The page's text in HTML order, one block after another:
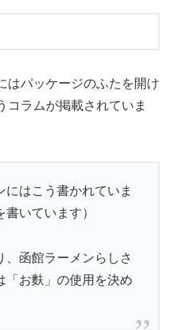
はパッケージのふたを開け
ラムが掲載されていま
はこう書かれていま
いています）
、函館ラーメンらしさ
「お麩」の使用を決め